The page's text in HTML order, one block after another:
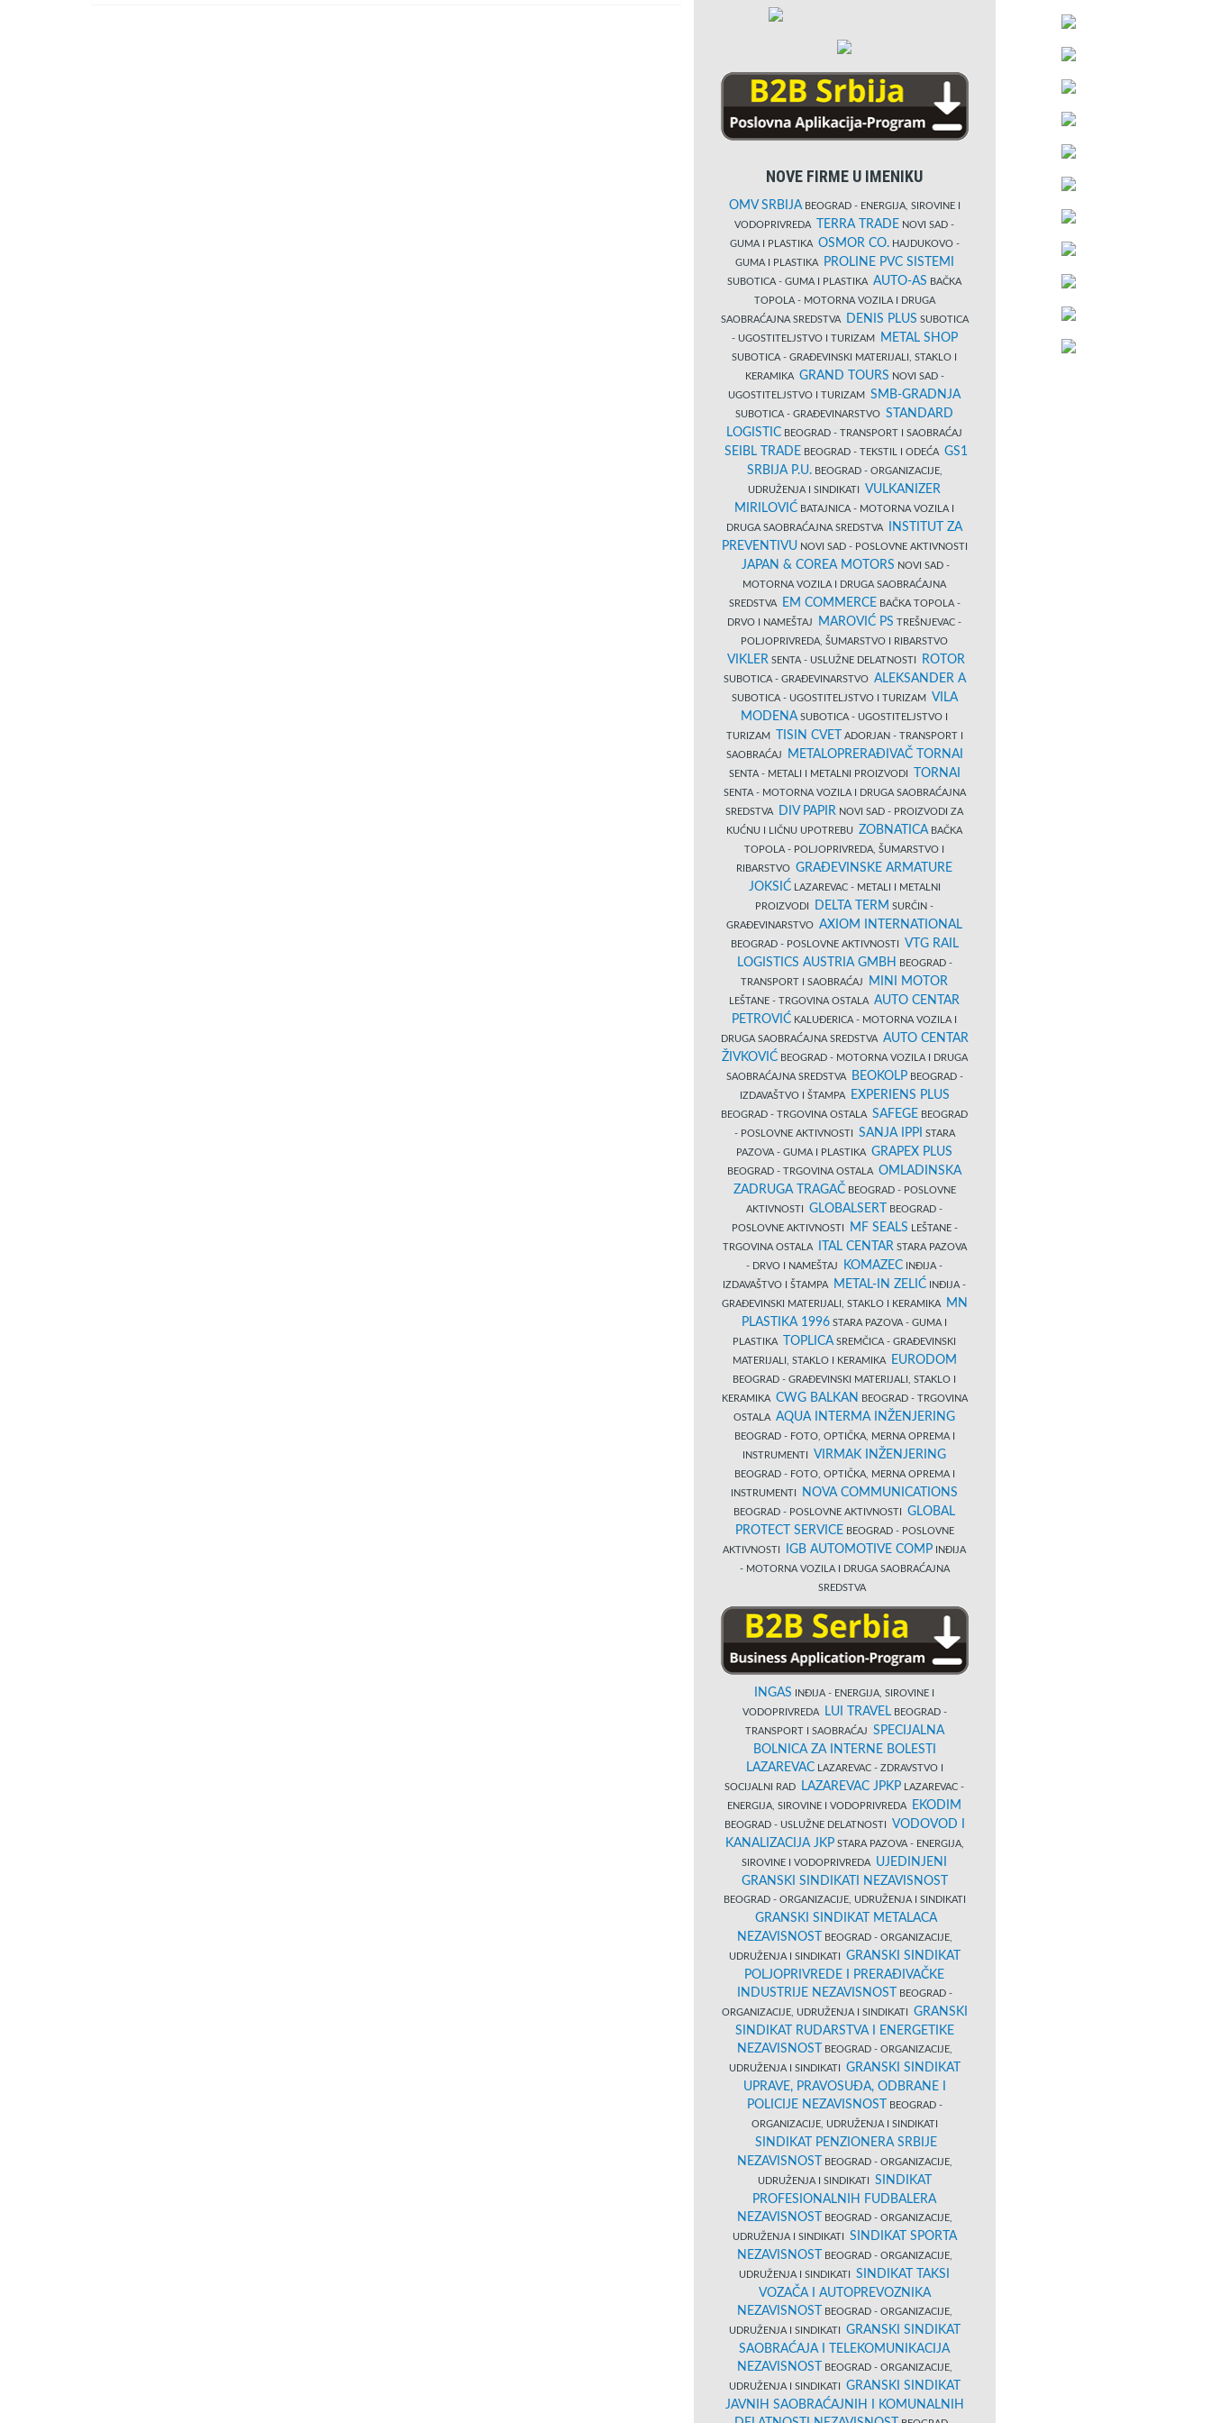
NOVE FIRME U IMENIKU
OMV SRBIJABEOGRAD - ENERGIJA, SIROVINE I
VODOPRIVREDA
TERRA TRADE NOVI SAD -
GUMA I PLASTIKA OSMOR CO.HAJDUKOVO -
GUMA I PLASTIKA
PROLINE PVC SISTEMI
SUBOTICA - GUMA I PLASTIKA AUTO-AS BAČKA
TOPOLA - MOTORNA VOZILA I DRUGA
SAOBRAĆAJNA SREDSTVA
DENIS PLUS SUBOTICA
- UGOSTITELJSTVO I TURIZAM
METAL SHOP
SUBOTICA - GRAĐEVINSKI MATERIJALI, STAKLO I
KERAMIKA GRAND TOURS NOVI SAD -
UGOSTITELJSTVO I TURIZAM SMB-GRADNJA
SUBOTICA - GRAĐEVINARSTVO STANDARD
LOGISTIC BEOGRAD - TRANSPORT I SAOBRAĆAJ
SEIBL TRADE BEOGRAD - TEKSTIL I ODEĆA GS1
SRBIJA P.U.BEOGRAD - ORGANIZACIJE,
UDRUŽENJA I SINDIKATI VULKANIZER
MIRILOVIĆ BATAJNICA - MOTORNA VOZILA I
DRUGA SAOBRAĆAJNA SREDSTVA
INSTITUT ZA
PREVENTIVUNOVI SAD - POSLOVNE AKTIVNOSTI
JAPAN & COREA MOTORS NOVI SAD -
MOTORNA VOZILA I DRUGA SAOBRAĆAJNA
SREDSTVA
EM COMMERCE BAČKA TOPOLA -
DRVO I NAMEŠTAJ
MAROVIĆ PS TREŠNJEVAC -
POLJOPRIVREDA, ŠUMARSTVO I RIBARSTVO
VIKLER SENTA - USLUŽNE DELATNOSTI ROTOR
SUBOTICA - GRAĐEVINARSTVO ALEKSANDER A
SUBOTICA - UGOSTITELJSTVO I TURIZAM
VILA
MODENA SUBOTICA - UGOSTITELJSTVO I
TURIZAM
TISIN CVET
ADORJAN - TRANSPORT I
SAOBRAĆAJ
METALOPRERAĐIVAČ TORNAI
SENTA - METALI I METALNI PROIZVODI TORNAI
SENTA - MOTORNA VOZILA I DRUGA SAOBRAĆAJNA
SREDSTVA
DIV PAPIR NOVI SAD - PROIZVODI ZA
KUĆNU I LIČNU UPOTREBU ZOBNATICA BAČKA
TOPOLA - POLJOPRIVREDA, ŠUMARSTVO I
RIBARSTVO GRAĐEVINSKE ARMATURE
JOKSIĆLAZAREVAC - METALI I METALNI
PROIZVODI
DELTA TERM SURČIN -
GRAĐEVINARSTVO AXIOM INTERNATIONAL
BEOGRAD - POSLOVNE AKTIVNOSTI
VTG RAIL
LOGISTICS AUSTRIA GMBH
BEOGRAD -
TRANSPORT I SAOBRAĆAJ
MINI MOTOR
LEŠTANE - TRGOVINA OSTALA AUTO CENTAR
PETROVIĆ KALUĐERICA - MOTORNA VOZILA I
DRUGA SAOBRAĆAJNA SREDSTVA AUTO CENTAR
ŽIVKOVIĆBEOGRAD - MOTORNA VOZILA I DRUGA
SAOBRAĆAJNA SREDSTVA
BEOKOLPBEOGRAD -
IZDAVAŠTVO I ŠTAMPA
EXPERIENS PLUS
BEOGRAD - TRGOVINA OSTALA SAFEGE BEOGRAD
- POSLOVNE AKTIVNOSTI SANJA IPPI
STARA
PAZOVA - GUMA I PLASTIKA GRAPEX PLUS
BEOGRAD - TRGOVINA OSTALA OMLADINSKA
ZADRUGA TRAGAČBEOGRAD - POSLOVNE
AKTIVNOSTI GLOBALSERT
BEOGRAD -
POSLOVNE AKTIVNOSTI
MF SEALS LEŠTANE -
TRGOVINA OSTALA
ITAL CENTAR STARA PAZOVA
- DRVO I NAMEŠTAJ
KOMAZEC INĐIJA -
IZDAVAŠTVO I ŠTAMPA
METAL-IN ZELIĆ INĐIJA -
GRAĐEVINSKI MATERIJALI, STAKLO I KERAMIKA
MN
PLASTIKA 1996 STARA PAZOVA - GUMA I
PLASTIKA
TOPLICA SREMČICA - GRAĐEVINSKI
MATERIJALI, STAKLO I KERAMIKA
EURODOM
BEOGRAD - GRAĐEVINSKI MATERIJALI, STAKLO I
KERAMIKA CWG BALKAN
BEOGRAD - TRGOVINA
OSTALA AQUA INTERMA INŽENJERING
BEOGRAD - FOTO, OPTIČKA, MERNA OPREMA I
INSTRUMENTI VIRMAK INŽENJERING
BEOGRAD - FOTO, OPTIČKA, MERNA OPREMA I
INSTRUMENTI
NOVA COMMUNICATIONS
BEOGRAD - POSLOVNE AKTIVNOSTI GLOBAL
PROTECT SERVICE BEOGRAD - POSLOVNE
AKTIVNOSTI
IGB AUTOMOTIVE COMP INĐIJA
- MOTORNA VOZILA I DRUGA SAOBRAĆAJNA
SREDSTVA
INGAS INĐIJA - ENERGIJA, SIROVINE I
VODOPRIVREDA
LUI TRAVELBEOGRAD -
TRANSPORT I SAOBRAĆAJ SPECIJALNA
BOLNICA ZA INTERNE BOLESTI
LAZAREVACLAZAREVAC - ZDRAVSTVO I
SOCIJALNI RAD
LAZAREVAC JPKP LAZAREVAC -
ENERGIJA, SIROVINE I VODOPRIVREDA
EKODIM
BEOGRAD - USLUŽNE DELATNOSTI
VODOVOD I
KANALIZACIJA JKPSTARA PAZOVA - ENERGIJA,
SIROVINE I VODOPRIVREDA UJEDINJENI
GRANSKI SINDIKATI NEZAVISNOST
BEOGRAD - ORGANIZACIJE, UDRUŽENJA I SINDIKATI
GRANSKI SINDIKAT METALACA
NEZAVISNOST
BEOGRAD - ORGANIZACIJE,
UDRUŽENJA I SINDIKATI GRANSKI SINDIKAT
POLJOPRIVREDE I PRERAĐIVAČKE
INDUSTRIJE NEZAVISNOST
BEOGRAD -
ORGANIZACIJE, UDRUŽENJA I SINDIKATI GRANSKI
SINDIKAT RUDARSTVA I ENERGETIKE
NEZAVISNOST
BEOGRAD - ORGANIZACIJE,
UDRUŽENJA I SINDIKATI GRANSKI SINDIKAT
UPRAVE, PRAVOSUĐA, ODBRANE I
POLICIJE NEZAVISNOST
BEOGRAD -
ORGANIZACIJE, UDRUŽENJA I SINDIKATI
SINDIKAT PENZIONERA SRBIJE
NEZAVISNOST
BEOGRAD - ORGANIZACIJE,
UDRUŽENJA I SINDIKATI SINDIKAT
PROFESIONALNIH FUDBALERA
NEZAVISNOST
BEOGRAD - ORGANIZACIJE,
UDRUŽENJA I SINDIKATI SINDIKAT SPORTA
NEZAVISNOST
BEOGRAD - ORGANIZACIJE,
UDRUŽENJA I SINDIKATI SINDIKAT TAKSI
VOZAČA I AUTOPREVOZNIKA
NEZAVISNOST
BEOGRAD - ORGANIZACIJE,
UDRUŽENJA I SINDIKATI GRANSKI SINDIKAT
SAOBRAĆAJA I TELEKOMUNIKACIJA
NEZAVISNOST
BEOGRAD - ORGANIZACIJE,
UDRUŽENJA I SINDIKATI GRANSKI SINDIKAT
JAVNIH SAOBRAĆAJNIH I KOMUNALNIH